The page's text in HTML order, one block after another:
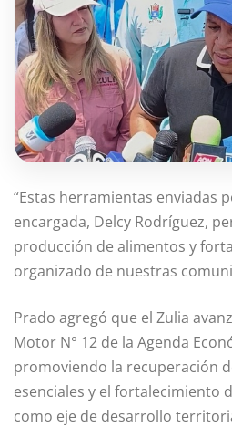
“Estas herramientas enviadas
encargada, Delcy Rodríguez,
producción de alimentos y
organizado de nuestras
Prado agregó que el Zulia
Motor N° 12 de la Agenda
promoviendo la recuperación
esenciales y el fortalecimiento
como eje de desarrollo